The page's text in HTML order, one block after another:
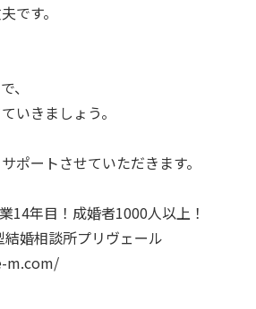
です。
、
いきましょう。
ポートさせていただきます。
14年目！成婚者1000人以上！
婚相談所プリヴェール
m.com/